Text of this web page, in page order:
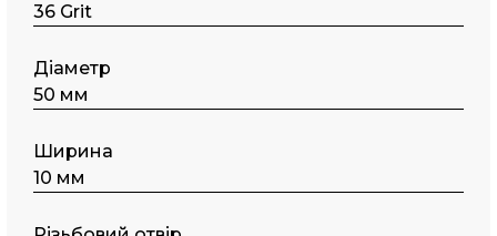
36 Grit
Діаметр
50 мм
Ширина
10 мм